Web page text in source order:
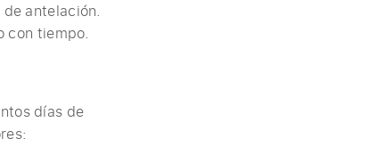
antelación.
con tiempo.
días de